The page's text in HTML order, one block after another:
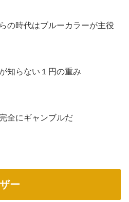
の時代はブルーカラーが主役
知らない１円の重み
全にギャンブルだ
ー